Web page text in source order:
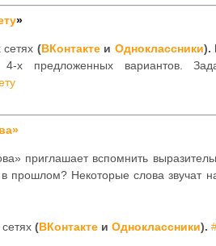
»
(ВКонтактеи Одноклассники).
х предложенных вариантов.
»
приглашает вспомнить
прошлом? Некоторые слова звучат
(ВКонтакте и Одноклассники).